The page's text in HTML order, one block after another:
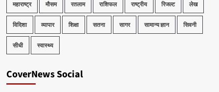
महाराष्ट्र मौसम रतलाम राशिफल राष्ट्रीय रिजल्ट लेख
विदिशा व्यापार शिक्षा सतना सागर सामान्य ज्ञान सिवनी
सीधी स्वास्थ्य
CoverNews Social